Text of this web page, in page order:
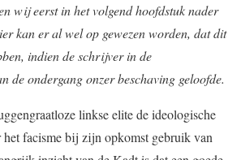
wij eerst in het volgend hoofdstuk nader
kan er al wel op gewezen worden, dat dit
indien de schrijver in de
de ondergang onzer beschaving geloofde.
linkse elite de ideologische
het facisme bij zijn opkomst gebruik van